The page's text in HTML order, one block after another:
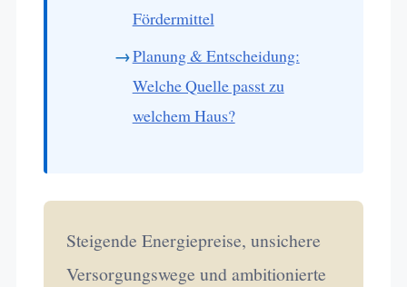
Fördermittel
Planung & Entscheidung:
Welche Quelle passt zu
welchem Haus?
Steigende Energiepreise, unsichere
Versorgungswege und ambitionierte